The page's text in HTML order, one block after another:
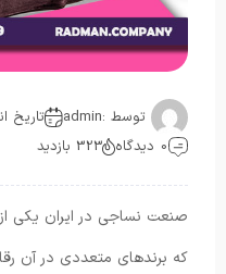
توسط :admin
تاریخ
0 دیدگاه
323 بازدید
صنعت نساجی در ایران یکی
که برندهای متعددی در آن